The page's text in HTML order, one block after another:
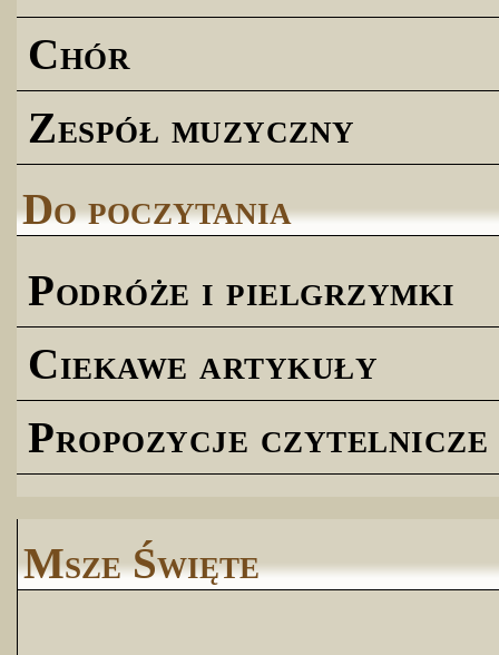
Chór
Zespół muzyczny
Do poczytania
Podróże i pielgrzymki
Ciekawe artykuły
Propozycje czytelnicze
Msze Święte